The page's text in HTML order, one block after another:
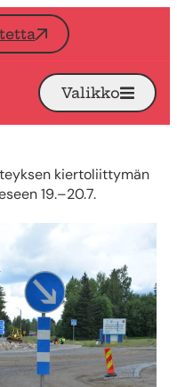
Avaa
Valikko
kiertoliittymän
19.–20.7.